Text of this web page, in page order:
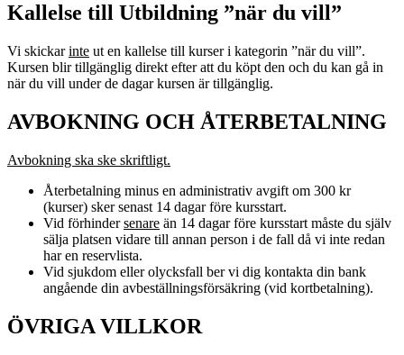
Kallelse till Utbildning ”när du vill”
Vi skickarinte ut en kallelse till kurser i kategorin ”när du vill”.
Kursen blir tillgänglig direkt efter att du köpt den och du kan gå in
när du vill under de dagar kursen är tillgänglig.
AVBOKNING OCH ÅTERBETALNING
Avbokning ska ske skriftligt.
Återbetalning minus en administrativ avgift om 300 kr
(kurser) sker senast 14 dagar före kursstart.
Vid förhindersenare än 14 dagar före kursstart måste du själv
sälja platsen vidare till annan person i de fall då vi inte redan
har en reservlista.
Vid sjukdom eller olycksfall ber vi dig kontakta din bank
angående din avbeställningsförsäkring (vid kortbetalning).
ÖVRIGA VILLKOR